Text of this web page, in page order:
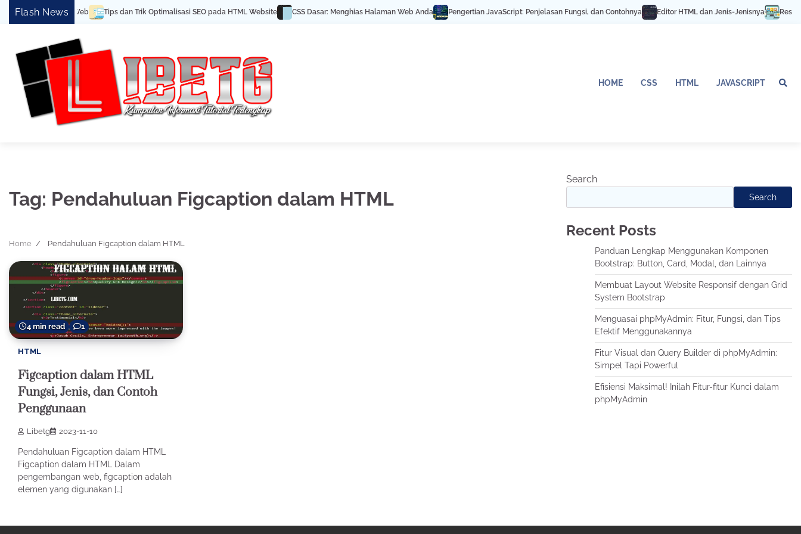
SkipFlash News Tips dan Trik Optimalisasi SEO pada HTML Website CSS Dasar: Menghias Halaman Web Anda Pengertian JavaScript: Penjelasan Fungsi, dan Contohnya Editor HTML dan Jenis-Jenisnya
HOME CSS HTML JAVASCRIPT
Tag: Pendahuluan Figcaption dalam HTML
Home Pendahuluan Figcaption dalam HTML
4 min read 1
HTML
Figcaption dalam HTML
Fungsi, Jenis, dan Contoh
Penggunaan
Libetg 2023-11-10
Pendahuluan Figcaption dalam HTML
Figcaption dalam HTML Dalam
pengembangan web, figcaption adalah
elemen yang digunakan […]
Search
Search
Recent Posts
Panduan Lengkap Menggunakan Komponen
Bootstrap: Button, Card, Modal, dan Lainnya
Membuat Layout Website Responsif dengan Grid
System Bootstrap
Menguasai phpMyAdmin: Fitur, Fungsi, dan Tips
Efektif Menggunakannya
Fitur Visual dan Query Builder di phpMyAdmin:
Simpel Tapi Powerful
Efisiensi Maksimal! Inilah Fitur-fitur Kunci dalam
phpMyAdmin